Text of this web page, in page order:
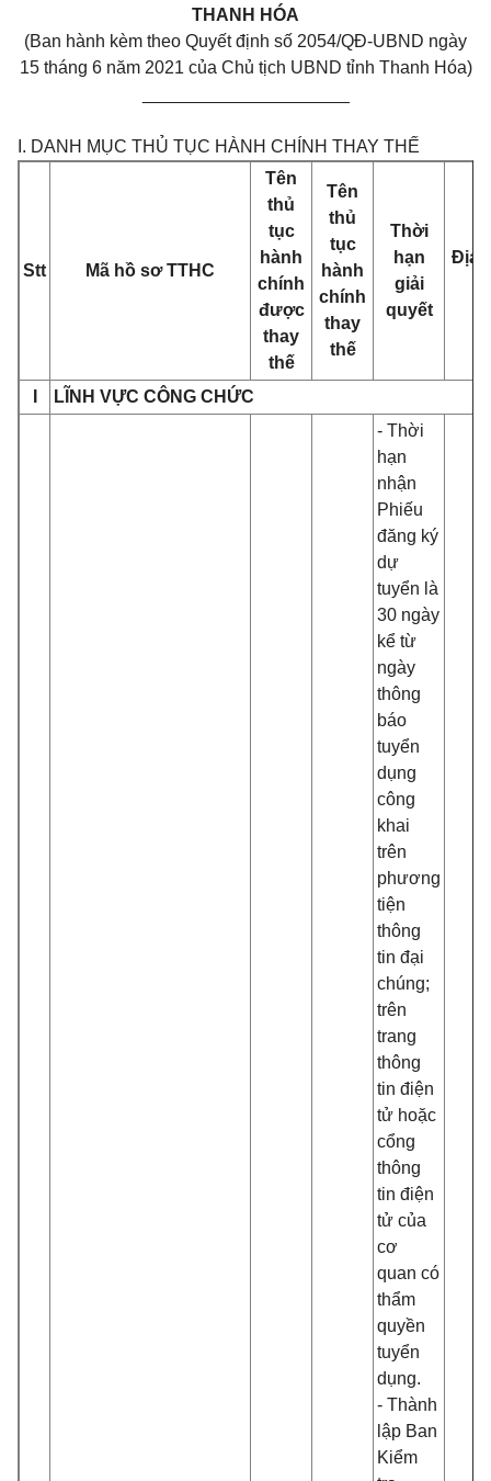
THANH HÓA
(Ban hành kèm theo Quyết định số 2054/QĐ-UBND ngày
15 tháng 6năm 2021 của Chủ tịch UBND tỉnh Thanh Hóa)
I. DANH MỤC THỦ TỤC HÀNH CHÍNH THAY THẾ
Stt Mã hồ sơ TTHC
Tên
thủ
tục
hành
chính
được
thay
thế
Tên
thủ
tục
hành
chính
thay
thế
Thời
hạn
giải
quyết
Địa
LĨNH VỰC CÔNG CHỨC
- Thời
hạn
nhận
Phiếu
đăng ký
dự
tuyển là
30 ngày
kể từ
ngày
thông
báo
tuyển
dụng
công
khai
trên
phương
tiện
thông
tin đại
chúng;
trên
trang
thông
tin điện
tử hoặc
cổng
thông
tin điện
tử của
cơ
quan có
thẩm
quyền
tuyển
dụng.
- Thành
lập Ban
Kiểm